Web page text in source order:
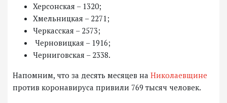
Херсонская – 1320;
Хмельницкая – 2271;
Черкасская – 2573;
Черновицкая – 1916;
Черниговская – 2338.
Напомним, что за десять месяцев на Николаевщине
против коронавируса привили 769 тысяч человек.